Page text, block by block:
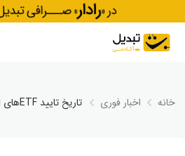
Skip to content
خانه اخبار فوری تاریخ تایید ETFهای اتریوم مشخص شد؟